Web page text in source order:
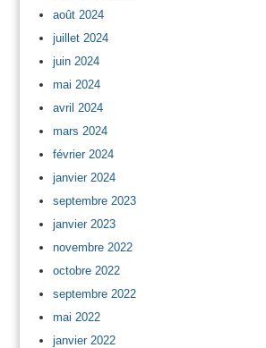
août 2024
juillet 2024
juin 2024
mai 2024
avril 2024
mars 2024
février 2024
janvier 2024
septembre 2023
janvier 2023
novembre 2022
octobre 2022
septembre 2022
mai 2022
janvier 2022